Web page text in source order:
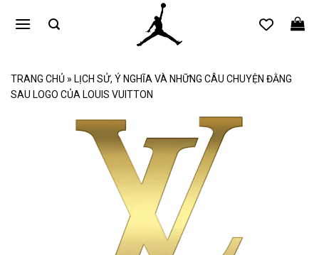
qua
TRANG CHỦ » LỊCH SỬ, Ý NGHĨA VÀ NHỮNG CÂU CHUYỆN ĐẰNG
SAU LOGO CỦA LOUIS VUITTON